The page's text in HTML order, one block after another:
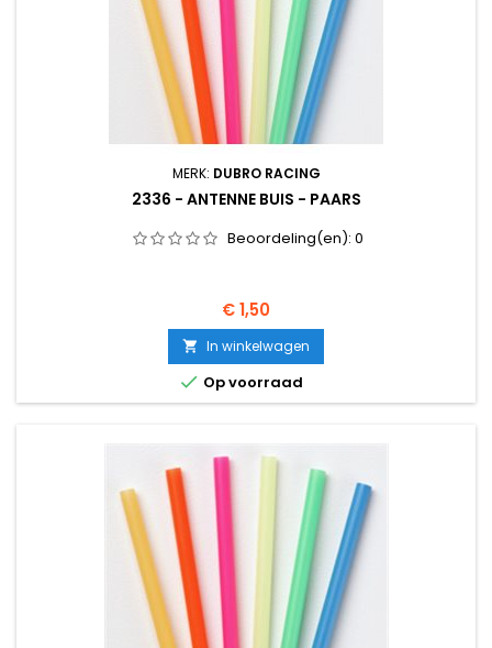
MERK: DUBRO RACING
2336 - ANTENNE BUIS - PAARS
Beoordeling(en): 0
Prijs
€ 1,50
 In winkelwagen
 Op voorraad